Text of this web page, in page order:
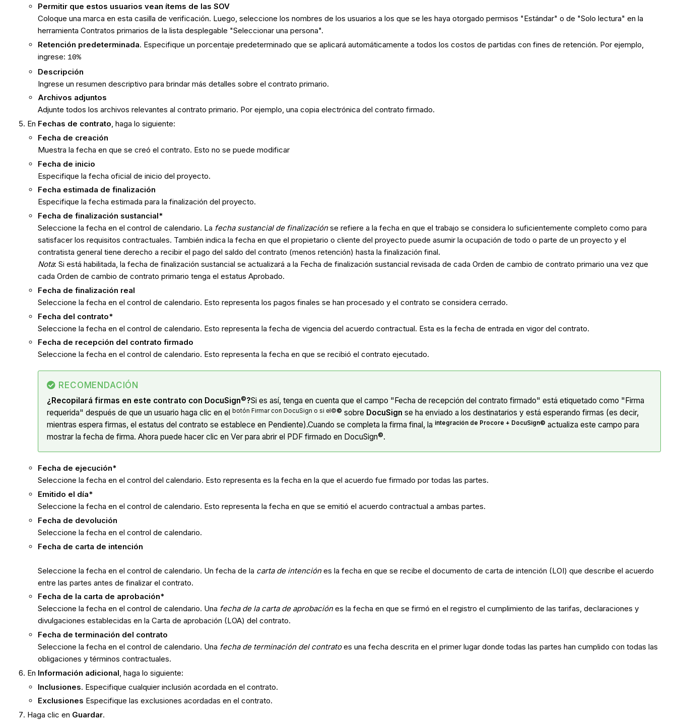
Permitir que estos usuarios vean ítems de las SOV
Coloque una marca en esta casilla de verificación. Luego, seleccione los nombres de los usuarios a los que se les haya otorgado permisos "Estándar" o de "Solo lectura" en la
herramienta Contratos primarios de la lista desplegable "Seleccionar una persona".
Retención predeterminada. Especifique un porcentaje predeterminado que se aplicará automáticamente a todos los costos de partidas con fines de retención. Por ejemplo,
ingrese: 10%
Descripción
Ingrese un resumen descriptivo para brindar más detalles sobre el contrato primario.
Archivos adjuntos
Adjunte todos los archivos relevantes al contrato primario. Por ejemplo, una copia electrónica del contrato firmado.
En Fechas de contrato, haga lo siguiente:
Fecha de creación
Muestra la fecha en que se creó el contrato. Esto no se puede modificar
Fecha de inicio
Especifique la fecha oficial de inicio del proyecto.
Fecha estimada de finalización
Especifique la fecha estimada para la finalización del proyecto.
Fecha de finalización sustancial*
Seleccione la fecha en el control de calendario. La fecha sustancial de finalizaciónse refiere a la fecha en que el trabajo se considera lo suficientemente completo como para
satisfacer los requisitos contractuales. También indica la fecha en que el propietario o cliente del proyecto puede asumir la ocupación de todo o parte de un proyecto y el
contratista general tiene derecho a recibir el pago del saldo del contrato (menos retención) hasta la finalización final.
Nota: Si está habilitada, la fecha de finalización sustancial se actualizará a la Fecha de finalización sustancial revisada de cada Orden de cambio de contrato primario una vez que
cada Orden de cambio de contrato primario tenga el estatus Aprobado.
Fecha de finalización real
Seleccione la fecha en el control de calendario. Esto representa los pagos finales se han procesado y el contrato se considera cerrado.
Fecha del contrato*
Seleccione la fecha en el control de calendario. Esto representa la fecha de vigencia del acuerdo contractual. Esta es la fecha de entrada en vigor del contrato.
Fecha de recepción del contrato firmado
Seleccione la fecha en el control de calendario. Esto representa la fecha en que se recibió el contrato ejecutado.
RECOMENDACIÓN
¿Recopilará firmas en este contrato con DocuSign©?Si es así, tenga en cuenta que el campo "Fecha de recepción del contrato firmado" está etiquetado como "Firma
requerida" después de que un usuario haga clic en elbotón Firmar con DocuSign o si el©© sobre DocuSign se ha enviado a los destinatarios y está esperando firmas (es decir,
mientras espera firmas, el estatus del contrato se establece en Pendiente).Cuando se completa la firma final, la integración de Procore + DocuSign© actualiza este campo para
mostrar la fecha de firma. Ahora puede hacer clic en Ver para abrir el PDF firmado en DocuSign©.
Fecha de ejecución*
Seleccione la fecha en el control del calendario. Esto representa es la fecha en la que el acuerdo fue firmado por todas las partes.
Emitido el día*
Seleccione la fecha en el control de calendario. Esto representa la fecha en que se emitió el acuerdo contractual a ambas partes.
Fecha de devolución
Seleccione la fecha en el control de calendario.
Fecha de carta de intención
Seleccione la fecha en el control de calendario. Un fecha de la carta de intenciónes la fecha en que se recibe el documento de carta de intención (LOI) que describe el acuerdo
entre las partes antes de finalizar el contrato.
Fecha de la carta de aprobación*
Seleccione la fecha en el control de calendario. Una fecha de la carta de aprobaciónes la fecha en que se firmó en el registro el cumplimiento de las tarifas, declaraciones y
divulgaciones establecidas en la Carta de aprobación (LOA) del contrato.
Fecha de terminación del contrato
Seleccione la fecha en el control de calendario. Una fecha de terminación del contratoes una fecha descrita en el primer lugar donde todas las partes han cumplido con todas las
obligaciones y términos contractuales.
En Información adicional, haga lo siguiente:
Inclusiones. Especifique cualquier inclusión acordada en el contrato.
Exclusiones Especifique las exclusiones acordadas en el contrato.
Haga clic en Guardar.